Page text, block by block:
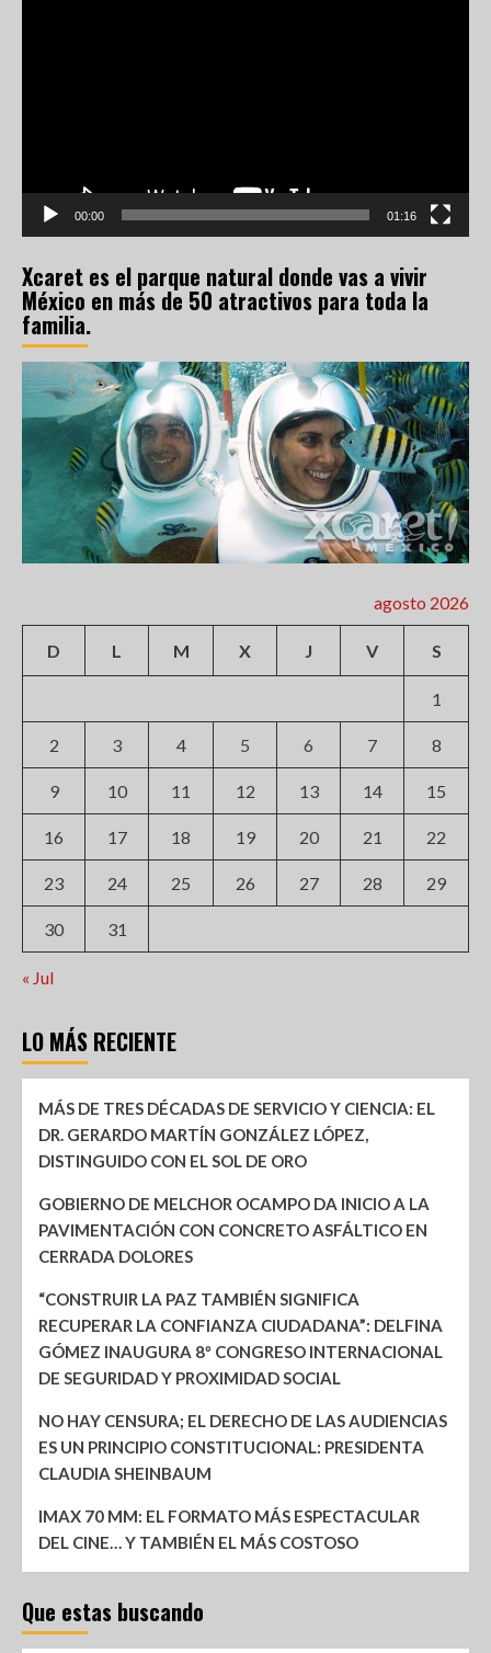
00:00 01:16
Xcaret es el parque natural donde vas a vivir
México en más de 50 atractivos para toda la
familia.
agosto 2026
D L M X J V S
1
2 3 4 5 6 7 8
9 10 11 12 13 14 15
16 17 18 19 20 21 22
23 24 25 26 27 28 29
30 31
« Jul
LO MÁS RECIENTE
MÁS DE TRES DÉCADAS DE SERVICIO Y CIENCIA: EL
DR. GERARDO MARTÍN GONZÁLEZ LÓPEZ,
DISTINGUIDO CON EL SOL DE ORO
GOBIERNO DE MELCHOR OCAMPO DA INICIO A LA
PAVIMENTACIÓN CON CONCRETO ASFÁLTICO EN
CERRADA DOLORES
“CONSTRUIR LA PAZ TAMBIÉN SIGNIFICA
RECUPERAR LA CONFIANZA CIUDADANA”: DELFINA
GÓMEZ INAUGURA 8º CONGRESO INTERNACIONAL
DE SEGURIDAD Y PROXIMIDAD SOCIAL
NO HAY CENSURA; EL DERECHO DE LAS AUDIENCIAS
ES UN PRINCIPIO CONSTITUCIONAL: PRESIDENTA
CLAUDIA SHEINBAUM
IMAX 70 MM: EL FORMATO MÁS ESPECTACULAR
DEL CINE… Y TAMBIÉN EL MÁS COSTOSO
Que estas buscando